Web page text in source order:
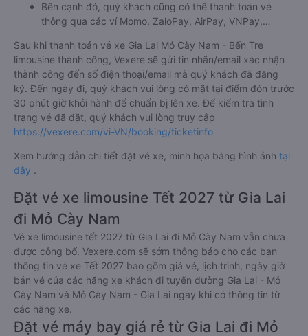
Bên cạnh đó, quý khách cũng có thể thanh toán vé
thông qua các ví Momo, ZaloPay, AirPay, VNPay,…
Sau khi thanh toán vé xe Gia Lai Mỏ Cày Nam - Bến Tre
limousine thành công, Vexere sẽ gửi tin nhắn/email xác nhận
thành công đến số điện thoại/email mà quý khách đã đăng
ký. Đến ngày đi, quý khách vui lòng có mặt tại điểm đón trước
30 phút giờ khởi hành để chuẩn bị lên xe. Để kiểm tra tình
trạng vé đã đặt, quý khách vui lòng truy cập
https://vexere.com/vi-VN/booking/ticketinfo
Xem hướng dẫn chi tiết đặt vé xe, minh họa bằng hình ảnh tại
đây .
Đặt vé xe limousine Tết 2027 từ Gia Lai
đi Mỏ Cày Nam
Vé xe limousine tết 2027 từ Gia Lai đi Mỏ Cày Nam vẫn chưa
được công bố. Vexere.com sẽ sớm thông báo cho các bạn
thông tin vé xe Tết 2027 bao gồm giá vé, lịch trình, ngày giờ
bán vé của các hãng xe khách đi tuyến đường Gia Lai - Mỏ
Cày Nam và Mỏ Cày Nam - Gia Lai ngay khi có thông tin từ
các hãng xe.
Đặt vé máy bay giá rẻ từ Gia Lai đi Mỏ